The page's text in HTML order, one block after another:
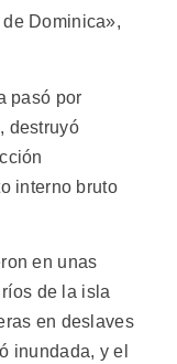
Dominica»,
pasó por
destruyó
interno bruto
en unas
de la isla
en deslaves
inundada, y el